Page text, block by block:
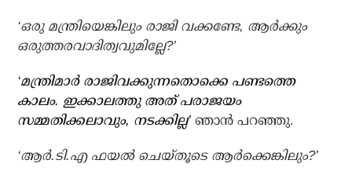
‘ഒരു മന്ത്രിയെങ്കിലും രാജി വക്കണ്ടേ, ആര്‍ക്കും
ഒരുത്തരവാദിത്വവുമില്ലേ?’
‘മന്ത്രിമാര്‍ രാജിവക്കുന്നതൊക്കെ പണ്ടത്തെ
കാലം. ഇക്കാലത്തു അത് പരാജയം
സമ്മതിക്കലാവും, നടക്കില്ല’ ഞാന്‍ പറഞ്ഞു.
‘ആര്‍.ടി.എ ഫയല്‍ ചെയ്തൂടെ ആര്‍ക്കെങ്കിലും?’